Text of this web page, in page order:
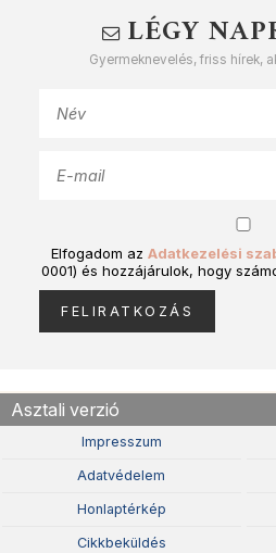
LÉGY
Gyermeknevelés, friss hírek,
Elfogadom az Adatkezelési
0001) és hozzájárulok, hogy
Asztali verzió
Impresszum
Adatvédelem
Honlaptérkép
Cikkbeküldés